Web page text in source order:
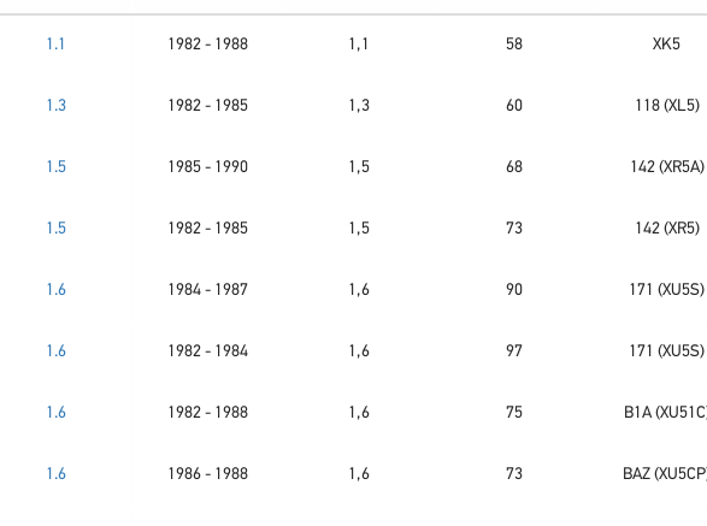
1.1 1982 - 1988 1,1 58 XK5
1.3 1982 - 1985 1,3 60 118 (XL5)
1.5 1985 - 1990 1,5 68 142 (XR5A)
1.5 1982 - 1985 1,5 73 142 (XR5)
1.6 1984 - 1987 1,6 90 171 (XU5S)
1.6 1982 - 1984 1,6 97 171 (XU5S)
1.6 1982 - 1988 1,6 75 B1A
1.6 1986 - 1988 1,6 73 BAZ